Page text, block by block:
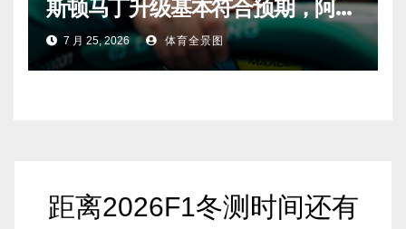
斯顿马丁升级基本符合预期，阿隆
索有望在匈牙利进入Q2！
7 月 25, 2026 体育全景图
距离2026F1冬测时间还有